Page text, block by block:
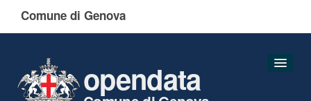
Comune di Genova
opendata